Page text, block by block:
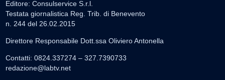
Editore: Consulservice S.r.l.
Testata giornalistica Reg. Trib. di Benevento
n. 244 del 26.02.2015
Direttore Responsabile Dott.ssa Oliviero Antonella
Contatti: 0824.337274 – 327.7390733
redazione@labtv.net